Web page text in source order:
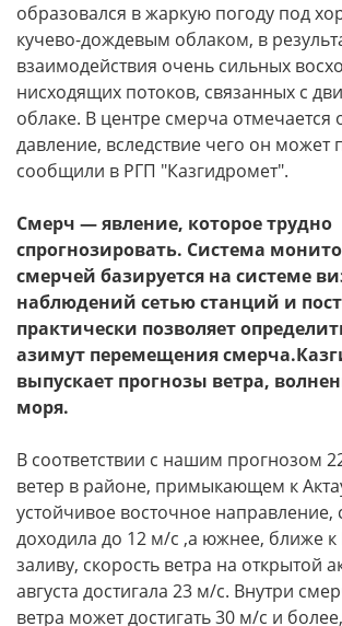
образовался в жаркую погоду под
кучево-дождевым облаком, в
взаимодействия очень сильных
нисходящих потоков, связанных с
облаке. В центре смерча отмечается
давление, вследствие чего он может
сообщили в РГП "Казгидромет".
Смерч — явление, которое трудно
спрогнозировать. Система
смерчей базируется на системе
наблюдений сетью станций и
практически позволяет
азимут перемещения
выпускает прогнозы ветра,
моря.
В соответствии с нашим прогнозом
ветер в районе, примыкающем к
устойчивое восточное направление,
доходила до 12 м/c ,а южнее, ближе к
заливу, скорость ветра на открытой
августа достигала 23 м/c. Внутри
ветра может достигать 30 м/с и